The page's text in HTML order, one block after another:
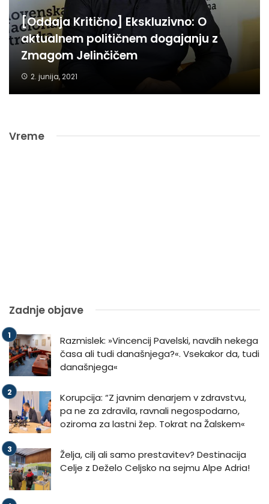
[Oddaja Kritično] Ekskluzivno: O
aktualnem političnem dogajanju z
Zmagom Jelinčičem
2. junija, 2021
Vreme
Zadnje objave
Razmislek: »Vincencij Pavelski, navdih nekega
časa ali tudi današnjega?«. Vsekakor da, tudi
današnjega«
Korupcija: “Z javnim denarjem v zdravstvu,
pa ne za zdravila, ravnali negospodarno,
oziroma za lastni žep. Tokrat na Žalskem«
Želja, cilj ali samo prestavitev? Destinacija
Celje z Deželo Celjsko na sejmu Alpe Adria!